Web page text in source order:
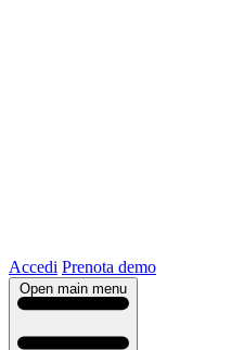
Accedi Prenota demo
Open main menu